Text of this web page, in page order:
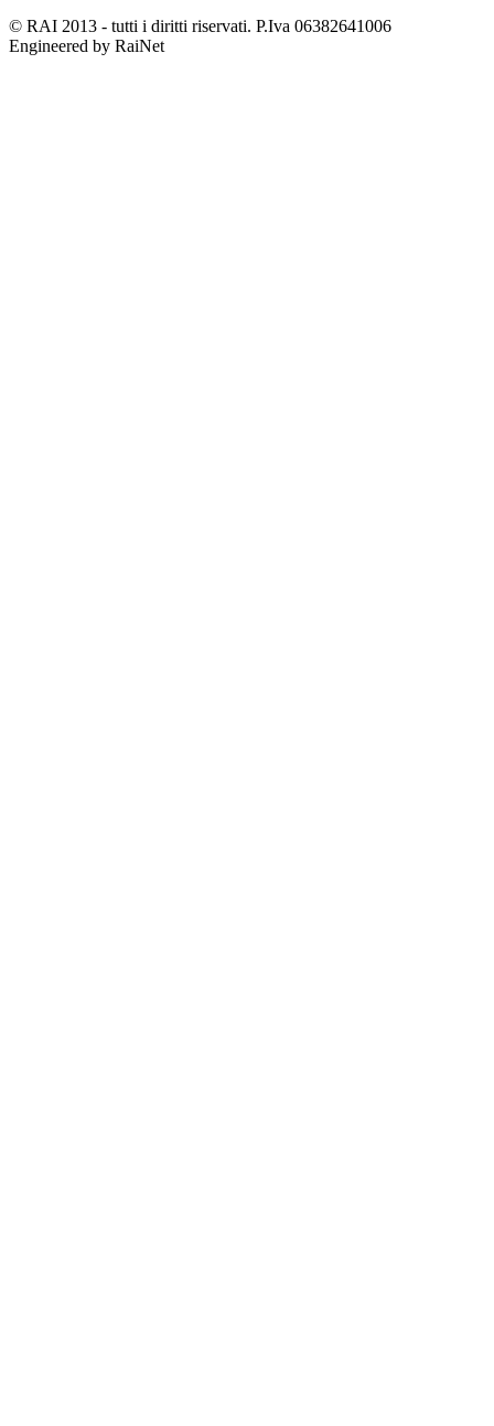
© RAI 2013 - tutti i diritti riservati. P.Iva 06382641006
Engineered by RaiNet